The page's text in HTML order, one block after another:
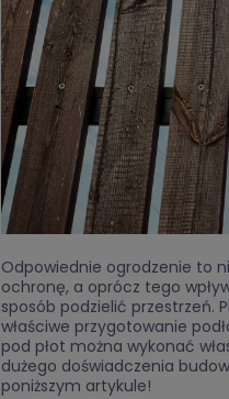
Odpowiednie ogrodzenie to
ochronę, a oprócz tego
sposób podzielić przestrzeń.
właściwe przygotowanie
pod płot można wykonać
dużego doświadczenia
poniższym artykule!